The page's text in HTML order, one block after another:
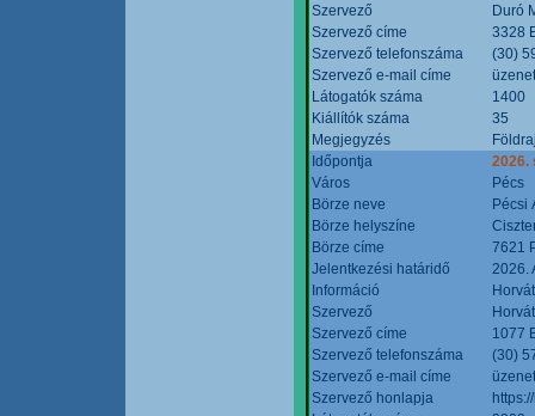
Szervező
Duró
Szervező címe
3328
Szervező telefonszáma
(30)
Szervező e-mail címe
Látogatók száma
1400
Kiállítók száma
35
Megjegyzés
Időpontja
2026.
Város
Pécs
Börze neve
Pécsi
Börze helyszíne
Börze címe
7621
Jelentkezési határidő
2026.
Információ
Szervező
Szervező címe
1077
Szervező telefonszáma
(30)
Szervező e-mail címe
Szervező honlapja